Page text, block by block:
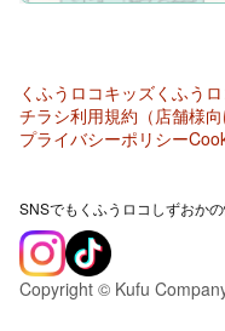
くふうロコキッズくふう
チラシ利用規約（店舗様向
プライバシーポリシー
SNSでもくふうロコしずおか
Copyright © Kufu